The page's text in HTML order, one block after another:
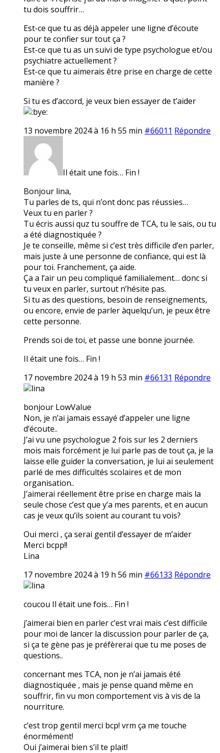
tu dois souffrir…
Est-ce que tu as déjà appeler une ligne d’écoute
pour te confier sur tout ça ?
Est-ce que tu as un suivi de type psychologue et/ou
psychiatre actuellement ?
Est-ce que tu aimerais être prise en charge de cette
manière ?
Si tu es d’accord, je veux bien essayer de t’aider
13 novembre 2024 à 16 h 55 min #66011 Répondre
Il était une fois… Fin !
Bonjour lina,
Tu parles de ts, qui n’ont donc pas réussies…
Veux tu en parler ?
Tu écris aussi quz tu souffre de TCA, tu le sais, ou tu
a été diagnostiquée ?
Je te conseille, même si c’est très difficile d’en parler,
mais juste à une personne de confiance, qui est là
pour toi. Franchement, ça aide.
Ça a l’air un peu compliqué familialement… donc si
tu veux en parler, surtout n’hésite pas.
Si tu as des questions, besoin de renseignements,
ou encore, envie de parler àquelqu’un, je peux être
cette personne.
Prends soi de toi, et passe une bonne journée.
Il était une fois… Fin !
17 novembre 2024 à 19 h 53 min #66131 Répondre
lina
bonjour LowValue
Non, je n’ai jamais essayé d’appeler une ligne
d’écoute..
J’ai vu une psychologue 2 fois sur les 2 derniers
mois mais forcément je lui parle pas de tout ça, je la
laisse elle guider la conversation, je lui ai seulement
parlé de mes difficultés scolaires et de mon
organisation..
J’aimerai réellement être prise en charge mais la
seule chose c’est que y’a mes parents, et en aucun
cas je veux qu’ils soient au courant tu vois?
Oui merci , ça serai gentil d’essayer de m’aider
Merci bcpp!!
Lina
17 novembre 2024 à 19 h 56 min #66133 Répondre
lina
coucou Il était une fois… Fin !
j’aimerai bien en parler c’est vrai mais c’est difficile
pour moi de lancer la discussion pour parler de ça,
si ça te gène pas je préfèrerai que tu me poses de
questions..
concernant mes TCA, non je n’ai jamais été
diagnostiquée , mais je pense quand même en
souffrir, fin vu mon comportement vis à vis de la
nourriture.
c’est trop gentil merci bcp! vrm ça me touche
énormément!
Oui j’aimerai bien s’il te plait!